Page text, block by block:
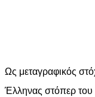
Ως μεταγραφικός
Έλληνας στόπερ